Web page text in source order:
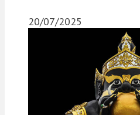
20/07/2025